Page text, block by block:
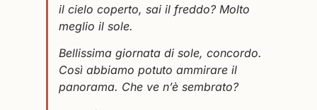
il cielo coperto, sai il freddo? Molto
meglio il sole.
Bellissima giornata di sole, concordo.
Così abbiamo potuto ammirare il
panorama. Che ve n’è sembrato?